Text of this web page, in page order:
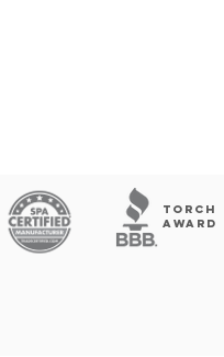
Torch
Award